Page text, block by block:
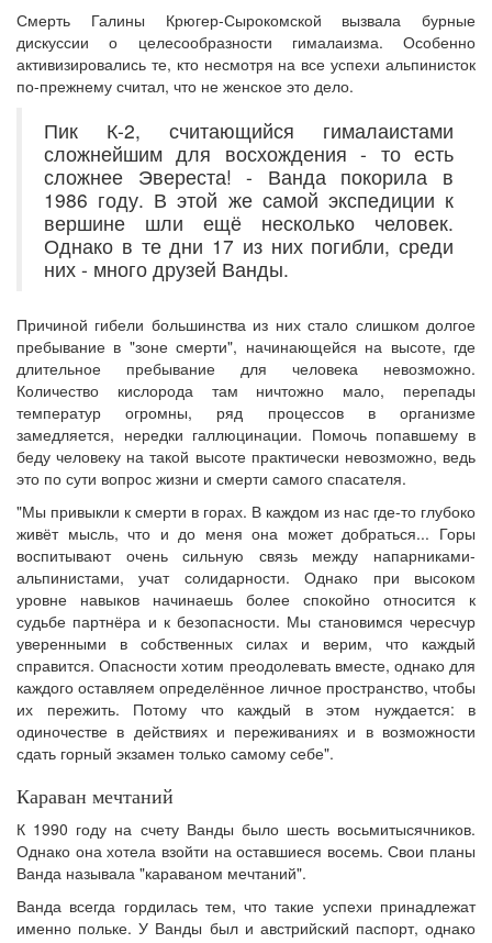
Смерть Галины Крюгер-Сырокомской вызвала бурные
дискуссии о целесообразности гималаизма. Особенно
активизировались те, кто несмотря на все успехи альпинисток
по-прежнему считал, что не женское это дело.
Пик К-2, считающийся гималаистами
сложнейшим для восхождения - то есть
сложнее Эвереста! - Ванда покорила в
1986 году. В этой же самой экспедиции к
вершине шли ещё несколько человек.
Однако в те дни 17 из них погибли, среди
них - много друзей Ванды.
Причиной гибели большинства из них стало слишком долгое
пребывание в "зоне смерти", начинающейся на высоте, где
длительное пребывание для человека невозможно.
Количество кислорода там ничтожно мало, перепады
температур огромны, ряд процессов в организме
замедляется, нередки галлюцинации. Помочь попавшему в
беду человеку на такой высоте практически невозможно, ведь
это по сути вопрос жизни и смерти самого спасателя.
"Мы привыкли к смерти в горах. В каждом из нас где-то глубоко
живёт мысль, что и до меня она может добраться... Горы
воспитывают очень сильную связь между напарниками-
альпинистами, учат солидарности. Однако при высоком
уровне навыков начинаешь более спокойно относится к
судьбе партнёра и к безопасности. Мы становимся чересчур
уверенными в собственных силах и верим, что каждый
справится. Опасности хотим преодолевать вместе, однако для
каждого оставляем определённое личное пространство, чтобы
их пережить. Потому что каждый в этом нуждается: в
одиночестве в действиях и переживаниях и в возможности
сдать горный экзамен только самому себе".
Караван мечтаний
К 1990 году на счету Ванды было шесть восьмитысячников.
Однако она хотела взойти на оставшиеся восемь. Свои планы
Ванда называла "караваном мечтаний".
Ванда всегда гордилась тем, что такие успехи принадлежат
именно польке. У Ванды был и австрийский паспорт, однако